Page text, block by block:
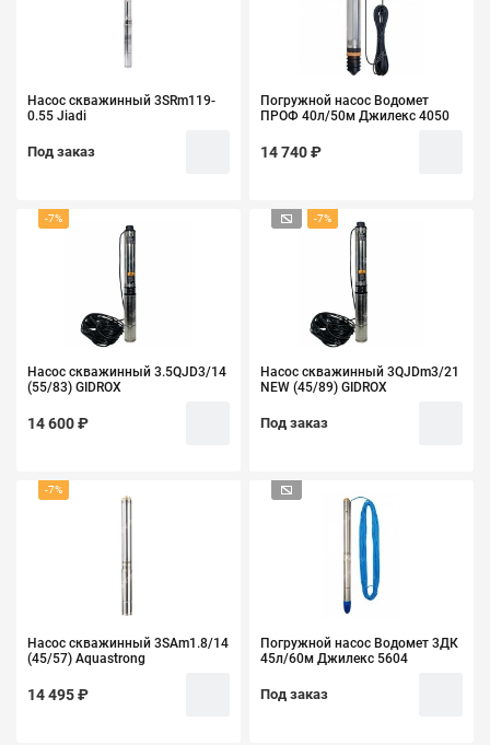
Насос скважинный 3SRm119-
0.55 Jiadi
Под заказ
Погружной насос Водомет
ПРОФ 40л/50м Джилекс 4050
14 740 ₽
-7%
Насос скважинный 3.5QJD3/14
(55/83) GIDROX
14 600 ₽
-7%
Насос скважинный 3QJDm3/21
NEW (45/89) GIDROX
Под заказ
-7%
Насос скважинный 3SAm1.8/14
(45/57) Aquastrong
14 495 ₽
Погружной насос Водомет 3ДК
45л/60м Джилекс 5604
Под заказ